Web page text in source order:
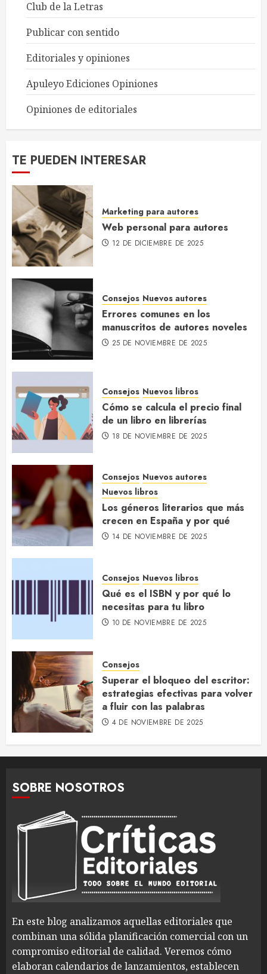
Web personal para autores
2
3
Cómo se calcula el precio final
de un libro en librerías
18 DE NOVIEMBRE DE 2025
4
Los géneros literarios que más
crecen en España y por qué
Qué es el ISBN y por qué lo
necesitas para tu libro
Club de la Letras
Publicar con sentido
Editoriales y opiniones
Apuleyo Ediciones Opiniones
Opiniones de editoriales
TE PUEDEN INTERESAR
Marketing para autores
Web personal para autores
12 DE DICIEMBRE DE 2025
Consejos Nuevos autores
Errores comunes en los
manuscritos de autores noveles
25 DE NOVIEMBRE DE 2025
Consejos Nuevos libros
Cómo se calcula el precio final
de un libro en librerías
18 DE NOVIEMBRE DE 2025
Consejos Nuevos autores
Nuevos libros
Los géneros literarios que más
crecen en España y por qué
14 DE NOVIEMBRE DE 2025
Consejos Nuevos libros
Qué es el ISBN y por qué lo
necesitas para tu libro
10 DE NOVIEMBRE DE 2025
Consejos
Superar el bloqueo del escritor:
estrategias efectivas para volver
a fluir con las palabras
4 DE NOVIEMBRE DE 2025
SOBRE NOSOTROS
En este blog analizamos aquellas editoriales que
combinan una sólida planificación comercial con un
compromiso editorial de calidad. Veremos cómo
elaboran calendarios de lanzamientos, establecen